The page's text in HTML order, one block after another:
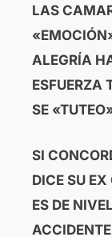
LAS
ALEGRÍA
ESFUERZA
SE
SI
DICE SU
ES DE